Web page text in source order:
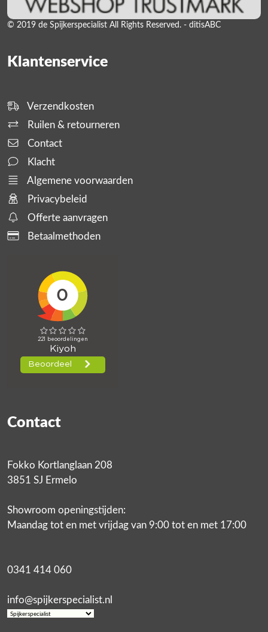
© 2019 de Spijkerspecialist All Rights Reserved. - ditisABC
Klantenservice
Verzendkosten
Ruilen & retourneren
Contact
Klacht
Algemene voorwaarden
Privacybeleid
Offerte aanvragen
Betaalmethoden
Contact
Fokko Kortlanglaan 208
3851 SJ Ermelo
Showroom openingstijden:
Maandag tot en met vrijdag van 9:00 tot en met 17:00
0341 414 060
info@spijkerspecialist.nl